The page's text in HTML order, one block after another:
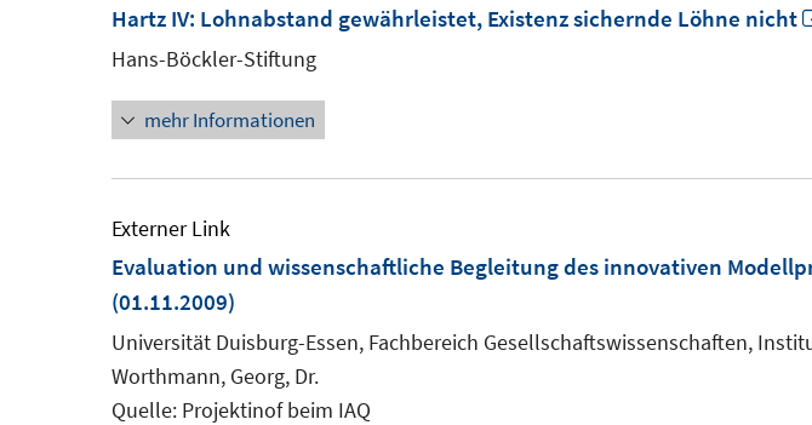
Hartz IV: Lohnabstand gewährleistet, Existenz sichernde Löhne nicht
Hans-Böckler-Stiftung
mehr Informationen
Externer Link
Evaluation und wissenschaftliche Begleitung des innovativen
(01.11.2009)
Universität Duisburg-Essen, Fachbereich Gesellschaftswissenschaften,
Worthmann, Georg, Dr.
Quelle: Projektinof beim IAQ